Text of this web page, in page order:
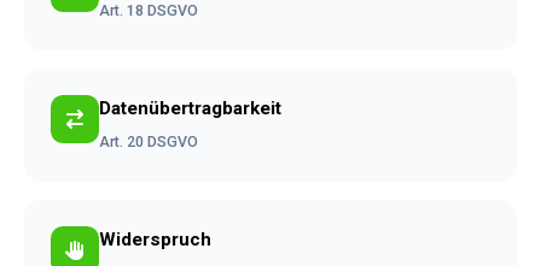
Art. 18 DSGVO
Datenübertragbarkeit
Art. 20 DSGVO
Widerspruch